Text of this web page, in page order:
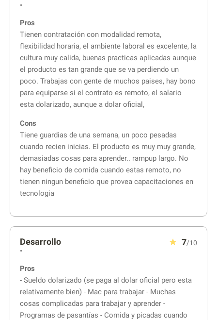
•
Pros
Tienen contratación con modalidad remota,
flexibilidad horaria, el ambiente laboral es excelente, la
cultura muy calida, buenas practicas aplicadas aunque
el producto es tan grande que se va perdiendo un
poco. Trabajas con gente de muchos paises, hay bono
para equiparse si el contrato es remoto, el salario
esta dolarizado, aunque a dolar oficial,
Cons
Tiene guardias de una semana, un poco pesadas
cuando recien inicias. El producto es muy muy grande,
demasiadas cosas para aprender.. rampup largo. No
hay beneficio de comida cuando estas remoto, no
tienen ningun beneficio que provea capacitaciones en
tecnologia
Desarrollo
•
7/10
Pros
- Sueldo dolarizado (se paga al dolar oficial pero esta
relativamente bien) - Mac para trabajar - Muchas
cosas complicadas para trabajar y aprender -
Programas de pasantías - Comida y picadas cuando